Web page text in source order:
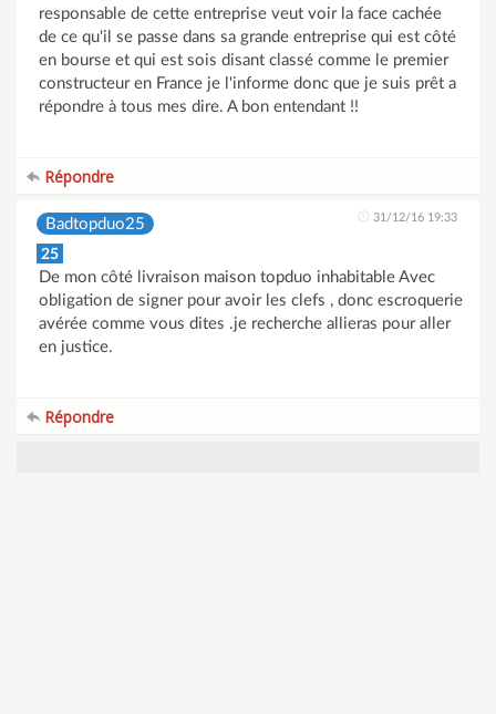
responsable de cette entreprise veut voir la face cachée
de ce qu'il se passe dans sa grande entreprise qui est côté
en bourse et qui est sois disant classé comme le premier
constructeur en France je l'informe donc que je suis prêt a
répondre à tous mes dire. A bon entendant !!
Répondre
Badtopduo25 31/12/16 19:33
25
De mon côté livraison maison topduo inhabitable Avec
obligation de signer pour avoir les clefs , donc escroquerie
avérée comme vous dites .je recherche allieras pour aller
en justice.
Répondre